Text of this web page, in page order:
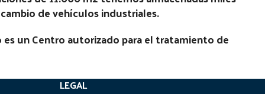
de vehículos industriales.
un Centro autorizado para el tratamiento de
LEGAL